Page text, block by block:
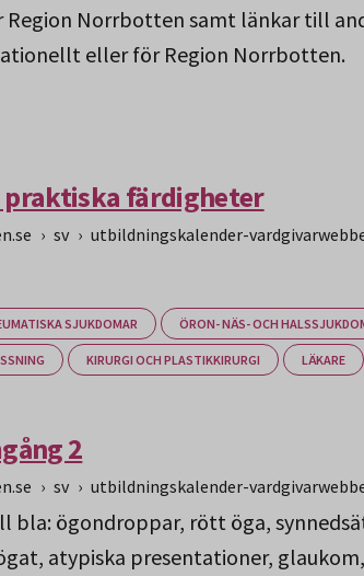
Norrbotten samt länkar till
eller för Region Norrbotten.
färdigheter
› sv › utbildningskalender-
SJUKDOMAR ÖRON- NÄS- OCH
KIRURGI OCH PLASTIKKIRURGI LÄKARE
2
› sv › utbildningskalender-
bla: ögondroppar, rött öga,
atypiska presentationer,